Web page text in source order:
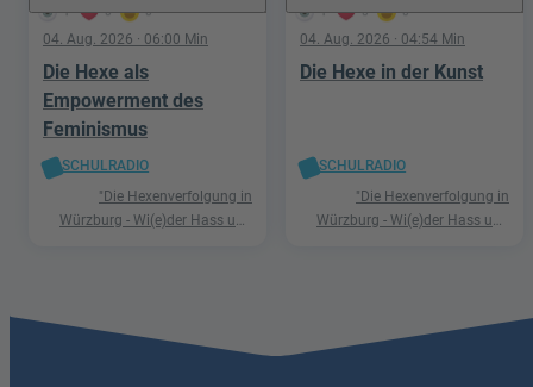
1 0 0
04. Aug. 2026 · 06:00 Min
Die Hexe als
Empowerment des
Feminismus
SCHULRADIO
"Die Hexenverfolgung in
Würzburg - Wi(e)der Hass und
1 0 0
04. Aug. 2026 · 04:54 Min
Die Hexe in der Kunst
SCHULRADIO
"Die Hexenverfolgung in
Würzburg - Wi(e)der Hass und